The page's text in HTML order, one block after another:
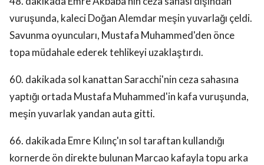
vuruşunda, kaleci Doğan Alemdar meşin yuvarlağı çeldi.
Savunma oyuncuları, Mustafa Muhammed'den önce
topa müdahale ederek tehlikeyi uzaklaştırdı.
60. dakikada sol kanattan Saracchi'nin ceza sahasına
yaptığı ortada Mustafa Muhammed'in kafa vuruşunda,
meşin yuvarlak yandan auta gitti.
66. dakikada Emre Kılınç'ın sol taraftan kullandığı
kornerde ön direkte bulunan Marcao kafayla topu arka